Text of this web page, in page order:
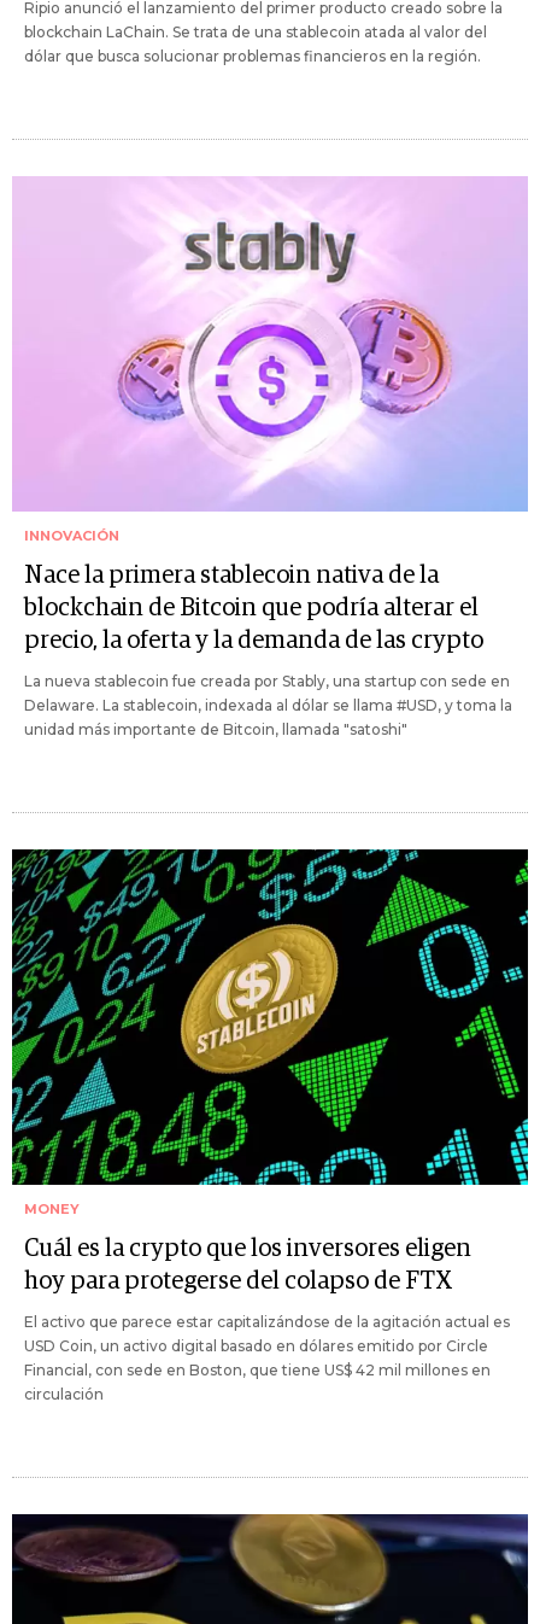
Ripio anunció el lanzamiento del primer producto creado sobre la
blockchain LaChain. Se trata de una stablecoin atada al valor del
dólar que busca solucionar problemas financieros en la región.
INNOVACIÓN
Nace la primera stablecoin nativa de la
blockchain de Bitcoin que podría alterar el
precio, la oferta y la demanda de las crypto
La nueva stablecoin fue creada por Stably, una startup con sede en
Delaware. La stablecoin, indexada al dólar se llama #USD, y toma la
unidad más importante de Bitcoin, llamada "satoshi"
MONEY
Cuál es la crypto que los inversores eligen
hoy para protegerse del colapso de FTX
El activo que parece estar capitalizándose de la agitación actual es
USD Coin, un activo digital basado en dólares emitido por Circle
Financial, con sede en Boston, que tiene US$ 42 mil millones en
circulación